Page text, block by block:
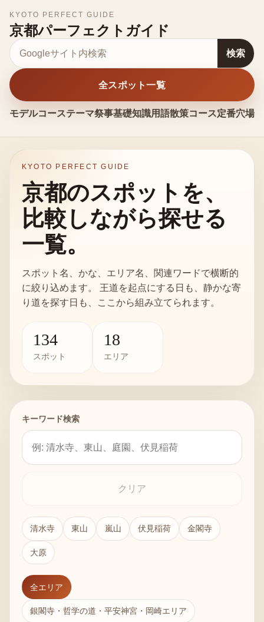
KYOTO PERFECT GUIDE
京都パーフェクトガイド
モデルコーステーマ祭事基礎知識用語散策コース定番穴場
サイト内検索
検索
全スポット一覧
KYOTO PERFECT GUIDE
京都のスポットを、
比較しながら探せる
一覧。
スポット名、かな、エリア名、関連ワードで横断的
に絞り込めます。 王道を起点にする日も、静かな寄
り道を探す日も、ここから組み立てられます。
134
スポット
18
エリア
キーワード検索
クリア
清水寺 東山 嵐山 伏見稲荷 金閣寺
大原
全エリア
銀閣寺・哲学の道・平安神宮・岡崎エリア